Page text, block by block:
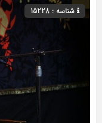
شناسه : 15228